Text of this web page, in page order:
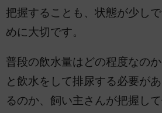
把握することも、状態が少し
めに大切です。
普段の飲水量はどの程度なの
と飲水をして排尿する必要が
るのか、飼い主さんが把握し